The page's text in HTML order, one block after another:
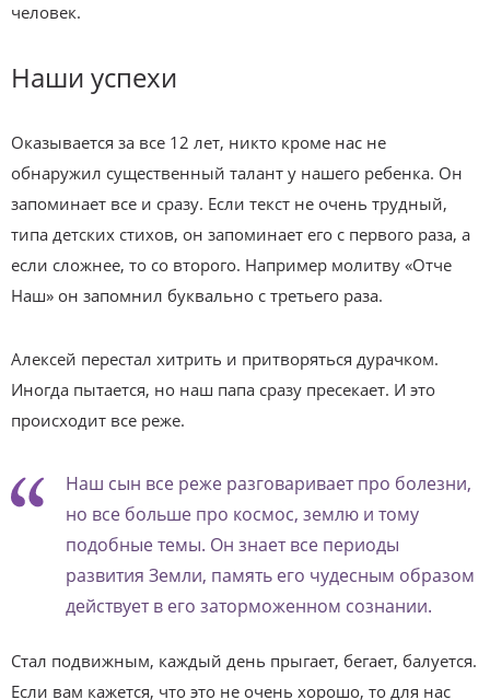
человек.
Наши успехи
Оказывается за все 12 лет, никто кроме нас не
обнаружил существенный талант у нашего ребенка. Он
запоминает все и сразу. Если текст не очень трудный,
типа детских стихов, он запоминает его с первого раза, а
если сложнее, то со второго. Например молитву «Отче
Наш» он запомнил буквально с третьего раза.
Алексей перестал хитрить и притворяться дурачком.
Иногда пытается, но наш папа сразу пресекает. И это
происходит все реже.
Наш сын все реже разговаривает про болезни,
но все больше про космос, землю и тому
подобные темы. Он знает все периоды
развития Земли, память его чудесным образом
действует в его заторможенном сознании.
Стал подвижным, каждый день прыгает, бегает, балуется.
Если вам кажется, что это не очень хорошо, то для нас